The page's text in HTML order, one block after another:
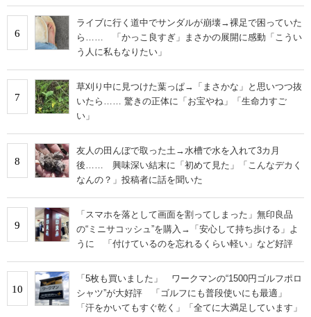
6
ライブに行く道中でサンダルが崩壊→裸足で困っていた
ら…… 「かっこ良すぎ」まさかの展開に感動「こうい
う人に私もなりたい」
7
草刈り中に見つけた葉っぱ→「まさかな」と思いつつ抜
いたら…… 驚きの正体に「お宝やね」「生命力すご
い」
8
友人の田んぼで取った土→水槽で水を入れて3カ月
後…… 興味深い結末に「初めて見た」「こんなデカく
なんの？」投稿者に話を聞いた
9
「スマホを落として画面を割ってしまった」無印良品
の“ミニサコッシュ”を購入→「安心して持ち歩ける」よ
うに 「付けているのを忘れるくらい軽い」など好評
10
「5枚も買いました」 ワークマンの“1500円ゴルフポロ
シャツ”が大好評 「ゴルフにも普段使いにも最適」
「汗をかいてもすぐ乾く」「全てに大満足しています」